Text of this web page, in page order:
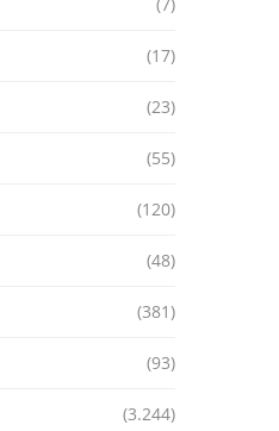
(17)
(23)
(55)
(120)
(48)
(381)
(93)
(3.244)